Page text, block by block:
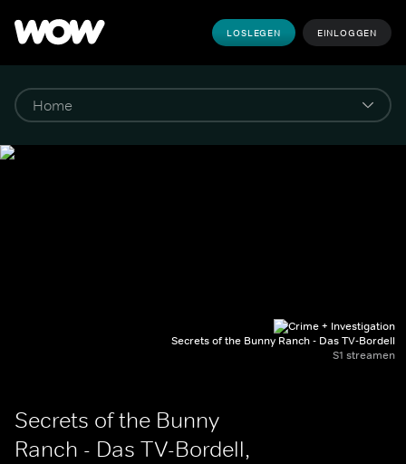
LOSLEGEN EINLOGGEN
Secrets of the Bunny Ranch - Das TV-Bordell
S1 streamen
Secrets of the Bunny
Ranch - Das TV-Bordell,